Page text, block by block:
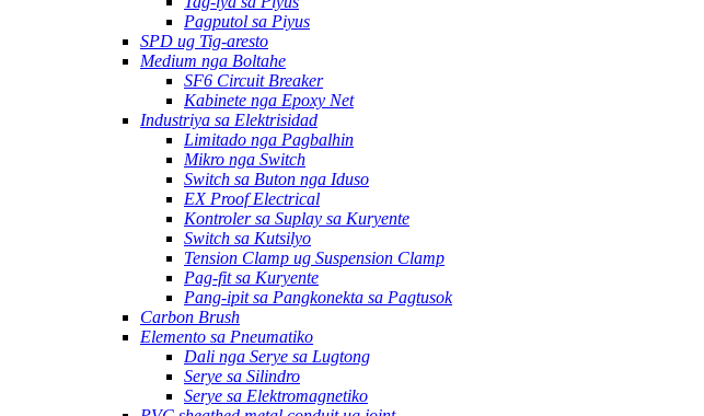
Pagputol sa Piyus
SPD ug Tig-aresto
Medium nga Boltahe
SF6 Circuit Breaker
Kabinete nga Epoxy Net
Industriya sa Elektrisidad
Limitado nga Pagbalhin
Mikro nga Switch
Switch sa Buton nga Iduso
EX Proof Electrical
Kontroler sa Suplay sa Kuryente
Switch sa Kutsilyo
Tension Clamp ug Suspension Clamp
Pag-fit sa Kuryente
Pang-ipit sa Pangkonekta sa Pagtusok
Carbon Brush
Elemento sa Pneumatiko
Dali nga Serye sa Lugtong
Serye sa Silindro
Serye sa Elektromagnetiko